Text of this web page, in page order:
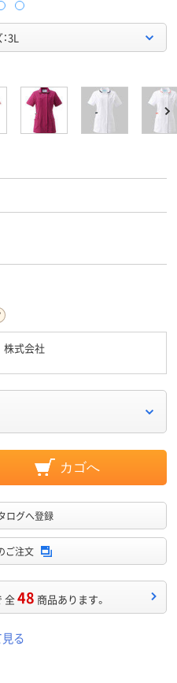
3L
式会社
カゴへ
ログへ登録
ご注文
全48 商品あります。
見る